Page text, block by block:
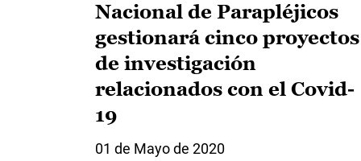
Nacional de Parapléjicos
gestionará cinco proyectos
de investigación
relacionados con el Covid-
19
01 de Mayo de 2020